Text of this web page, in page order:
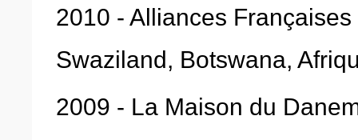
2010 - Alliances
Swaziland, Botswana,
2009 - La Maison du